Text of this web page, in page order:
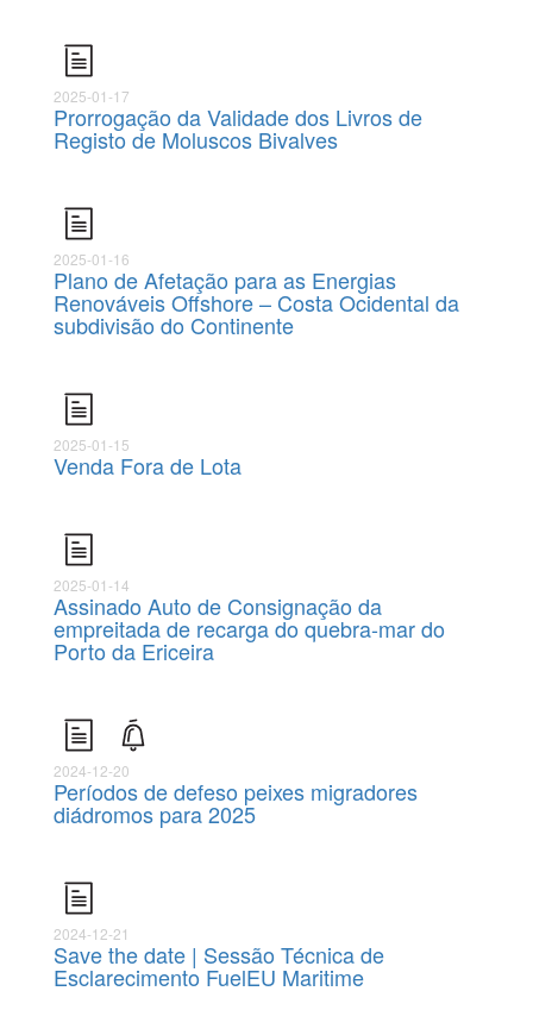
2025-01-17
Prorrogação da Validade dos Livros de
Registo de Moluscos Bivalves
2025-01-16
Plano de Afetação para as Energias
Renováveis Offshore – Costa Ocidental da
subdivisão do Continente
2025-01-15
Venda Fora de Lota
2025-01-14
Assinado Auto de Consignação da
empreitada de recarga do quebra-mar do
Porto da Ericeira
2024-12-20
Períodos de defeso peixes migradores
diádromos para 2025
2024-12-21
Save the date | Sessão Técnica de
Esclarecimento FuelEU Maritime